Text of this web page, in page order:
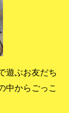
遊ぶお友だち
中からごっこ